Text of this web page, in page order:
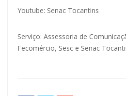
Youtube: Senac Tocantins
Serviço: Assessoria de
Fecomércio, Sesc e Senac